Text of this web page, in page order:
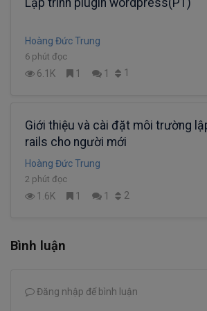
Lập trình plugin wordpress(P1)
Hoàng Đức Trung
6 phút đọc
6.1K 1 1 1
Giới thiệu và cài đặt môi trường
rails cho người mới
Hoàng Đức Trung
2 phút đọc
1.6K 1 1 2
Bình luận
Đăng nhập để bình luận